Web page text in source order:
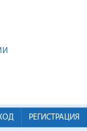
РЕГИСТРАЦИЯ